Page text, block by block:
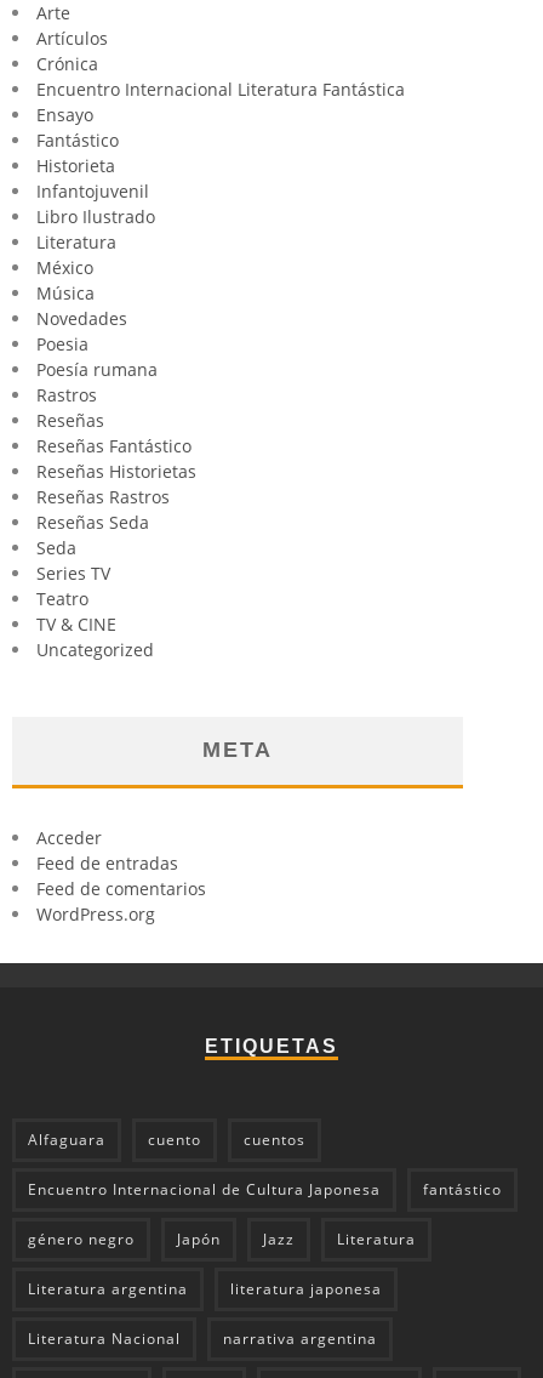
Arte
Artículos
Crónica
Encuentro Internacional Literatura Fantástica
Ensayo
Fantástico
Historieta
Infantojuvenil
Libro Ilustrado
Literatura
México
Música
Novedades
Poesia
Poesía rumana
Rastros
Reseñas
Reseñas Fantástico
Reseñas Historietas
Reseñas Rastros
Reseñas Seda
Seda
Series TV
Teatro
TV & CINE
Uncategorized
META
Acceder
Feed de entradas
Feed de comentarios
WordPress.org
ETIQUETAS
Alfaguara cuento cuentos
Encuentro Internacional de Cultura Japonesa fantástico
género negro Japón Jazz Literatura
Literatura argentina literatura japonesa
Literatura Nacional narrativa argentina